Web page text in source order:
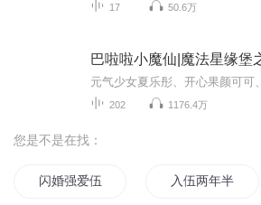
17 50.6万
巴啦啦小魔仙|魔法星缘堡
202 1176.4万
您是不是在找：
闪婚强爱伍少的萌妻 入伍两年半